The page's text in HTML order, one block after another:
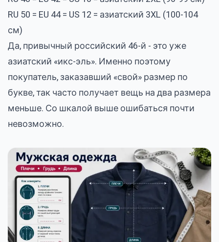
RU 50 = EU 44 = US 12 = азиатский 3XL (100-104
см)
Да, привычный российский 46-й - это уже
азиатский «икс-эль». Именно поэтому
покупатель, заказавший «свой» размер по
букве, так часто получает вещь на два размера
меньше. Со шкалой выше ошибаться почти
невозможно.